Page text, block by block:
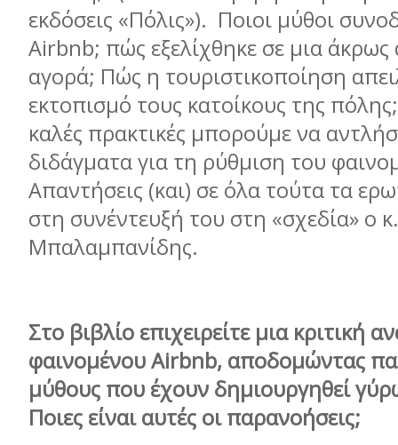
εκδόσεις «Πόλις»). Ποιοι μύθοι
Airbnb; πώς εξελίχθηκε σε μια άκρως
αγορά; Πώς η τουριστικοποίηση
εκτοπισμό τους κατοίκους της
καλές πρακτικές μπορούμε να
διδάγματα για τη ρύθμιση του
Απαντήσεις (και) σε όλα τούτα τα
στη συνέντευξή του στη «σχεδία» ο κ.
Μπαλαμπανίδης.
Στο βιβλίο επιχειρείτε μια κριτική
φαινομένουAirbnb, αποδομώντας
μύθους που έχουν δημιουργηθεί
Ποιες είναι αυτές οι παρανοήσεις;